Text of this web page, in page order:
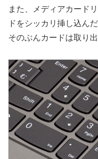
また、メディアカード
ドをシッカリ挿し込ん
そのぶんカードは取り